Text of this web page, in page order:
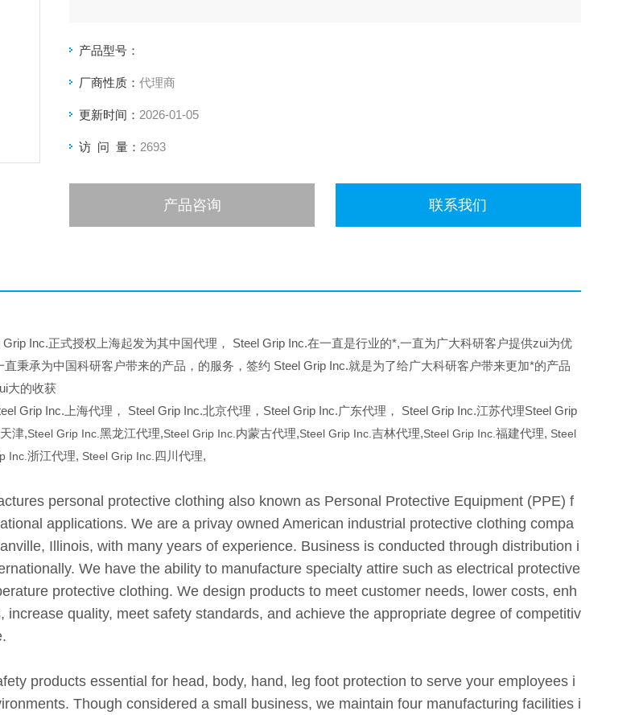
产品型号：
厂商性质： 代理商
更新时间： 2026-01-05
访 问 量： 2693
产品咨询 联系我们
Inc.正式授权上海起发为其中国代理， Steel Grip Inc.在一直是行业的*,一直为广大科研客户提供zui为优
直秉承为中国科研客户带来的产品，的服务，签约 Steel Grip Inc.就是为了给广大科研客户带来更加*的产品
大的收获
Grip Inc.上海代理， Steel Grip Inc.北京代理，Steel Grip Inc.广东代理， Steel Grip Inc.江苏代理Steel Grip
天津,Steel Grip Inc. 黑龙江代理,Steel Grip Inc. 内蒙古代理,Steel Grip Inc. 吉林代理,Steel Grip Inc. 福建代理, Steel
Inc. 浙江代理, Steel Grip Inc. 四川代理,
personal protective clothing also known as Personal Protective Equipment (PPE) f
applications. We are a privay owned American industrial protective clothing compa
Illinois, with many years of experience. Business is conducted through distribution i
We have the ability to manufacture specialty attire such as electrical protective
protective clothing. We design products to meet customer needs, lower costs, enh
increase quality, meet safety standards, and achieve the appropriate degree of competitiv
products essential for head, body, hand, leg foot protection to serve your employees i
Though considered a small business, we maintain four manufacturing facilities i